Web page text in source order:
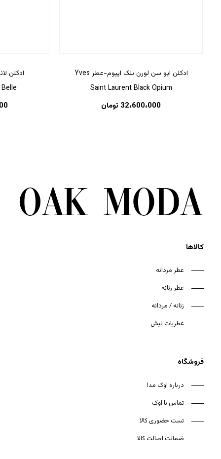
ادکلن ایو سن لورن بلک اپیوم-عطر Yves
Saint Laurent Black Opium
32،600،000 تومان
ادکلن
کالاها
عطر مردانه
عطر زنانه
زنانه / مردانه
عطریات نیش
فروشگاه
درباره اوک مدا
تماس با اوک
تست حضوری کالا
ضمانت اصالت کالا